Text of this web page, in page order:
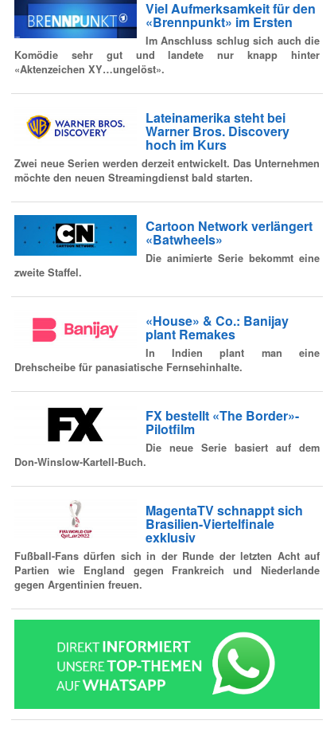
Viel Aufmerksamkeit für den
«Brennpunkt» im Ersten
Im Anschluss schlug sich auch die
Komödie sehr gut und landete nur knapp hinter
«Aktenzeichen XY…ungelöst».
Lateinamerika steht bei
Warner Bros. Discovery
hoch im Kurs
Zwei neue Serien werden derzeit entwickelt. Das Unternehmen
möchte den neuen Streamingdienst bald starten.
Cartoon Network verlängert
«Batwheels»
Die animierte Serie bekommt eine
zweite Staffel.
«House» & Co.: Banijay
plant Remakes
In Indien plant man eine
Drehscheibe für panasiatische Fernsehinhalte.
FX bestellt «The Border»-
Pilotfilm
Die neue Serie basiert auf dem
Don-Winslow-Kartell-Buch.
MagentaTV schnappt sich
Brasilien-Viertelfinale
exklusiv
Fußball-Fans dürfen sich in der Runde der letzten Acht auf
Partien wie England gegen Frankreich und Niederlande
gegen Argentinien freuen.